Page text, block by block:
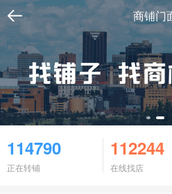
商铺门
114790
正在转铺
112244
在线找店